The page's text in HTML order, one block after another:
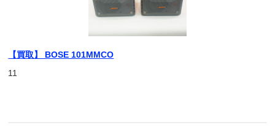
【買取】 BOSE 101MMCO
11